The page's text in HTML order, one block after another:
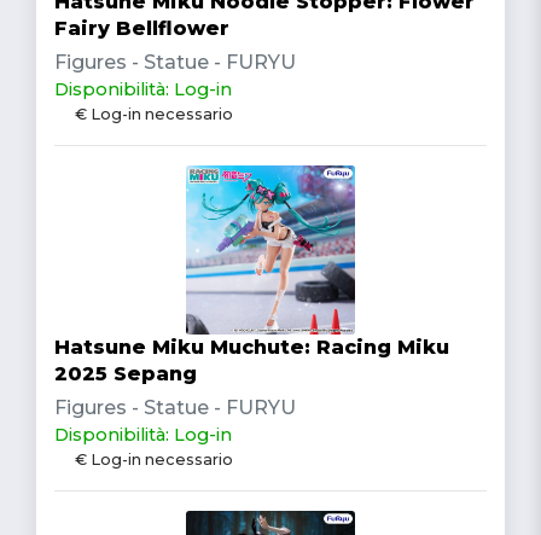
Fairy Bellflower
Figures - Statue - FURYU
Disponibilità: Log-in
€ Log-in necessario
Hatsune Miku Muchute: Racing Miku
2025 Sepang
Figures - Statue - FURYU
Disponibilità: Log-in
€ Log-in necessario